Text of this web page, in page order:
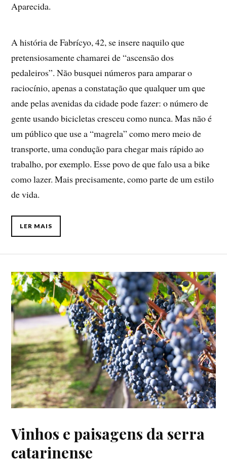
Aparecida.
A história de Fabrícyo, 42, se insere naquilo que
pretensiosamente chamarei de “ascensão dos
pedaleiros”. Não busquei números para amparar o
raciocínio, apenas a constatação que qualquer um que
ande pelas avenidas da cidade pode fazer: o número de
gente usando bicicletas cresceu como nunca. Mas não é
um público que use a “magrela” como mero meio de
transporte, uma condução para chegar mais rápido ao
trabalho, por exemplo. Esse povo de que falo usa a bike
como lazer. Mais precisamente, como parte de um estilo
de vida.
LER MAIS
Vinhos e paisagens da serra
catarinense